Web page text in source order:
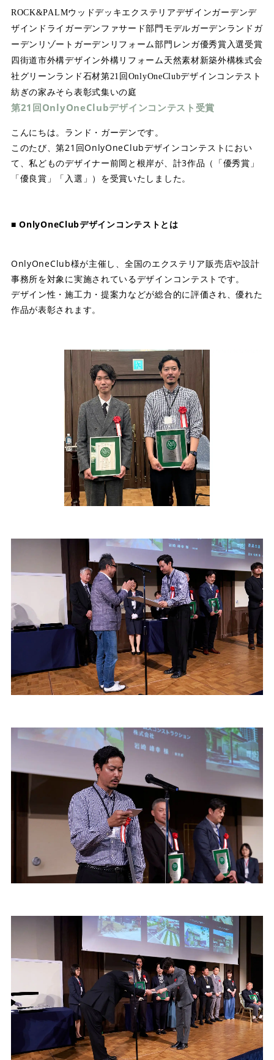
ROCK&PALMウッドデッキエクステリアデザインガーデンデ
ザイン ドライガーデン ファサード部門 モデルガーデン ランドガ
ーデン リゾートガーデン リフォーム部門 レンガ優秀賞 入選受賞
四街道市外構デザイン外構リフォーム 天然素材新築外構株式会
社グリーンランド 石材第21回OnlyOneClubデザインコンテスト
紡ぎの家みそら 表彰式集いの庭
第21回OnlyOneClubデザインコンテスト受賞
こんにちは。ランド・ガーデンです。
このたび、第21回OnlyOneClubデザインコンテストにおい
て、私どものデザイナー前岡と根岸が、計3作品（「優秀賞」
「優良賞」「入選」）を受賞いたしました。
■ OnlyOneClubデザインコンテストとは
OnlyOneClub様が主催し、全国のエクステリア販売店や設計
事務所を対象に実施されているデザインコンテストです。
デザイン性・施工力・提案力などが総合的に評価され、優れた
作品が表彰されます。